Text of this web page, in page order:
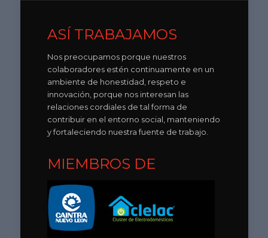
ASÍ TRABAJAMOS
Nos preocupamos porque nuestros
colaboradores estén continuamente en un
ambiente de honestidad, respeto e
innovación, porque nos interesan las
relaciones cordiales de tal forma de
contribuir en el entorno social, manteniendo
y fortaleciendo nuestra fuente de trabajo.
MIEMBROS DE